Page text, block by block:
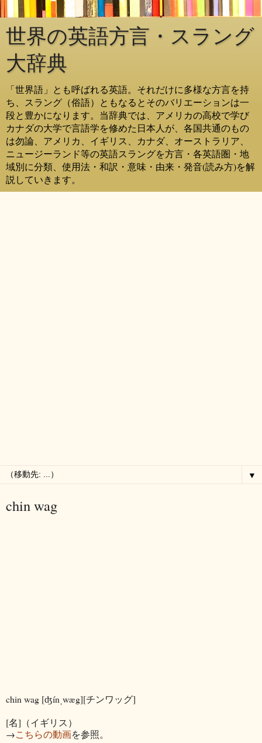
世界の英語方言・スラング
大辞典
「世界語」とも呼ばれる英語。それだけに多様な方言を持
ち、スラング（俗語）ともなるとそのバリエーションは一
段と豊かになります。当辞典では、アメリカの高校で学び
カナダの大学で言語学を修めた日本人が、各国共通のもの
は勿論、アメリカ、イギリス、カナダ、オーストラリア、
ニュージーランド等の英語スラングを方言・各英語圏・地
域別に分類、使用法・和訳・意味・由来・発音(読み方)を解
説していきます。
▼
chin wag
chin wag [ʤínˌwæg][チンワッグ]
[名]（イギリス）
→こちらの動画を参照。